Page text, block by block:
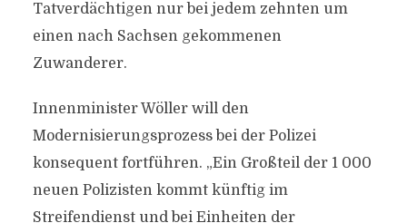
Tatverdächtigen nur bei jedem zehnten um
einen nach Sachsen gekommenen
Zuwanderer.
Innenminister Wöller will den
Modernisierungsprozess bei der Polizei
konsequent fortführen. „Ein Großteil der 1 000
neuen Polizisten kommt künftig im
Streifendienst und bei Einheiten der